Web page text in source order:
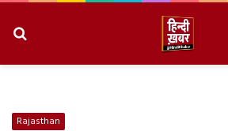
Rajasthan